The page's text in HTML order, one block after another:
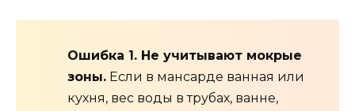
Ошибка 1. Не учитывают мокрые
зоны. Если в мансарде ванная или
кухня, вес воды в трубах, ванне,